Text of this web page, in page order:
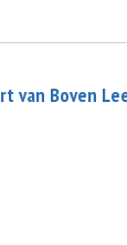
van Boven